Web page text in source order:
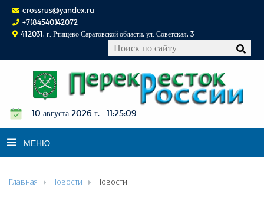
crossrus@yandex.ru
+7(84540)42072
412031, г. Ртищево Саратовской области, ул. Советская, 3
10 августа 2026 г. 11:25:10
МЕНЮ
НОВОСТИ
Главная Новости Новости